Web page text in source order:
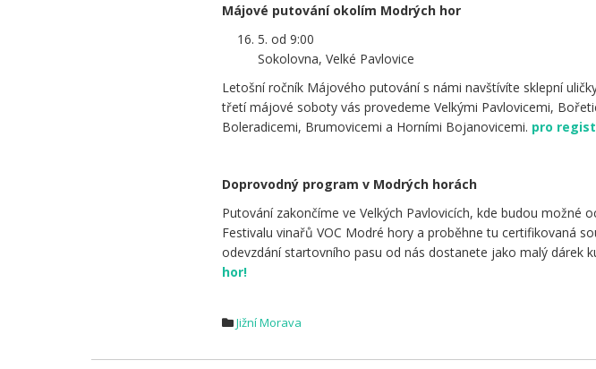
Májové putování okolím Modrých hor
5. od 9:00
Sokolovna, Velké Pavlovice
Letošní ročník Májového putování s námi navštívíte sklepní
třetí májové soboty vás provedeme Velkými Pavlovicemi,
Boleradicemi, Brumovicemi a Horními Bojanovicemi. pro
Doprovodný program v Modrých horách
Putování zakončíme ve Velkých Pavlovicích, kde budou možné
Festivalu vinařů VOC Modré hory a proběhne tu certifikovaná
odevzdání startovního pasu od nás dostanete jako malý dárek
hor!
Jižní Morava